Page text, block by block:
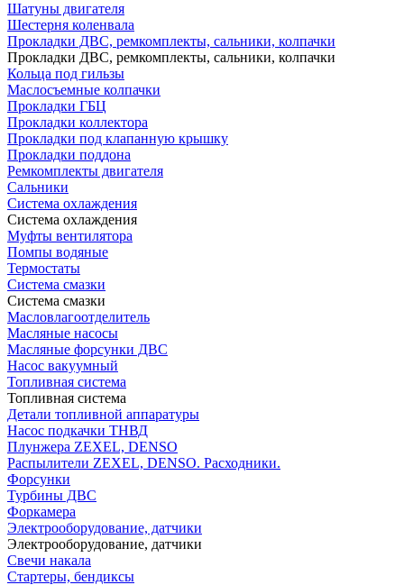
Шатуны двигателя
Шестерня коленвала
Прокладки ДВС, ремкомплекты, сальники, колпачки
Прокладки ДВС, ремкомплекты, сальники, колпачки
Кольца под гильзы
Маслосъемные колпачки
Прокладки ГБЦ
Прокладки коллектора
Прокладки под клапанную крышку
Прокладки поддона
Ремкомплекты двигателя
Сальники
Система охлаждения
Система охлаждения
Муфты вентилятора
Помпы водяные
Термостаты
Система смазки
Система смазки
Масловлагоотделитель
Масляные насосы
Масляные форсунки ДВС
Насос вакуумный
Топливная система
Топливная система
Детали топливной аппаратуры
Насос подкачки ТНВД
Плунжера ZEXEL, DENSO
Распылители ZEXEL, DENSO. Расходники.
Форсунки
Турбины ДВС
Форкамера
Электрооборудование, датчики
Электрооборудование, датчики
Свечи накала
Стартеры, бендиксы